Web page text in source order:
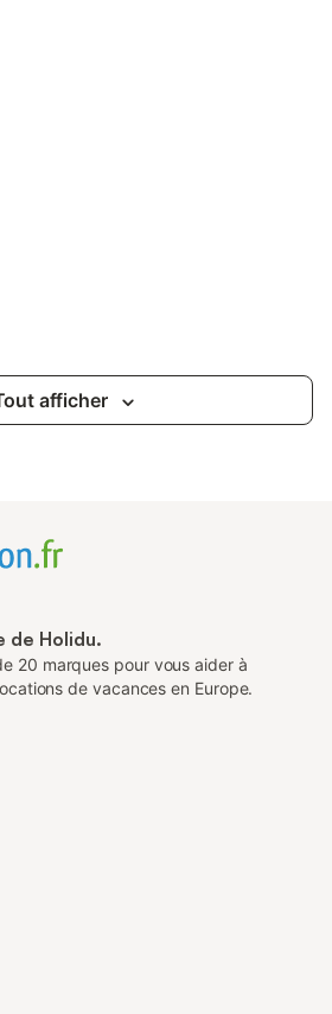
afficher
de Holidu.
20 marques pour vous aider à
de vacances en Europe.